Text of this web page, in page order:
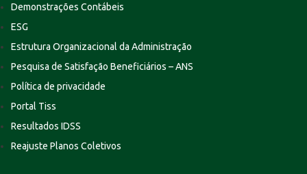
Demonstrações Contábeis
ESG
Estrutura Organizacional da Administração
Pesquisa de Satisfação Beneficiários – ANS
Política de privacidade
Portal Tiss
Resultados IDSS
Reajuste Planos Coletivos